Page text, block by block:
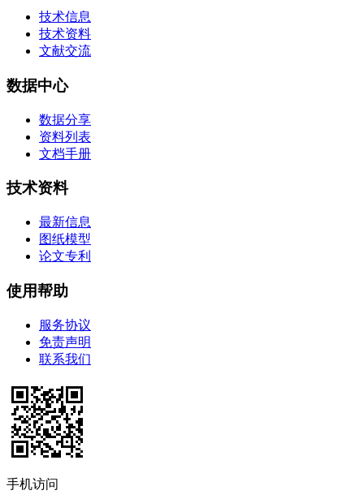
技术信息
技术资料
文献交流
数据中心
数据分享
资料列表
文档手册
技术资料
最新信息
图纸模型
论文专利
使用帮助
服务协议
免责声明
联系我们
手机访问